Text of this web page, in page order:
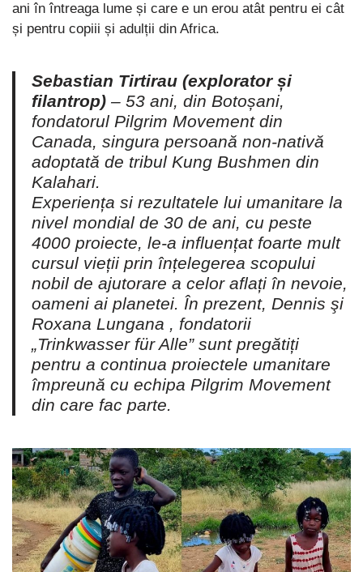
ani în întreaga lume și care e un erou atât pentru ei cât
și pentru copiii și adulții din Africa.
Sebastian Tirtirau (explorator și
filantrop) – 53 ani, din Botoșani,
fondatorul Pilgrim Movement din
Canada, singura persoană non-nativă
adoptată de tribul Kung Bushmen din
Kalahari.
Experiența si rezultatele lui umanitare la
nivel mondial de 30 de ani, cu peste
4000 proiecte, le-a influențat foarte mult
cursul vieții prin înțelegerea scopului
nobil de ajutorare a celor aflați în nevoie,
oameni ai planetei. În prezent, Dennis şi
Roxana Lungana , fondatorii
„Trinkwasser für Alle” sunt pregătiți
pentru a continua proiectele umanitare
împreună cu echipa Pilgrim Movement
din care fac parte.